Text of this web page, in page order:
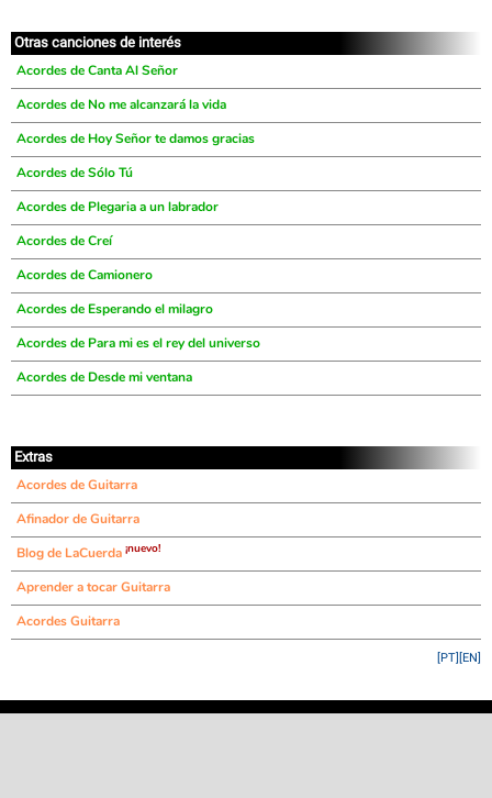
Otras canciones de interés
Acordes de Canta Al Señor
Acordes de No me alcanzará la vida
Acordes de Hoy Señor te damos gracias
Acordes de Sólo Tú
Acordes de Plegaria a un labrador
Acordes de Creí
Acordes de Camionero
Acordes de Esperando el milagro
Acordes de Para mi es el rey del universo
Acordes de Desde mi ventana
Extras
Acordes de Guitarra
Afinador de Guitarra
Blog de LaCuerda ¡nuevo!
Aprender a tocar Guitarra
Acordes Guitarra
[EN]
[PT]